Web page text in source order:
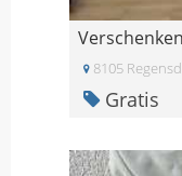
8105
Gratis